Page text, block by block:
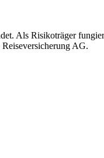
Als Risikoträger
AG.